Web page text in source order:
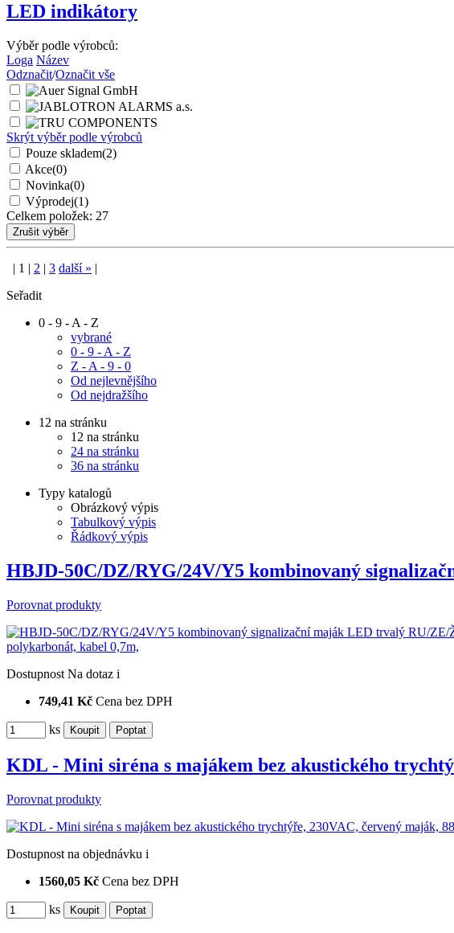
LED indikátory
Výběr podle výrobců:
Loga Název
Odznačit/Označit vše
Skrýt výběr podle výrobců
Pouze skladem(2)
Akce(0)
Novinka(0)
Výprodej(1)
Celkem položek: 27
| 1 | 2 | 3 další» |
Seřadit
0 - 9 - A - Z
vybrané
0 - 9 - A - Z
Z - A - 9 - 0
Od nejlevnějšího
Od nejdražšího
12 na stránku
12 na stránku
24 na stránku
36 na stránku
Typy katalogů
Obrázkový výpis
Tabulkový výpis
Řádkový výpis
HBJD-50C/DZ/RYG/24V/Y5 kombinovaný
Porovnat produkty
Dostupnost Na dotaz i
749,41 Kč Cena bez DPH
ks
KDL - Mini siréna s majákem bez akustického
Porovnat produkty
Dostupnost na objednávku i
1560,05 Kč Cena bez DPH
ks